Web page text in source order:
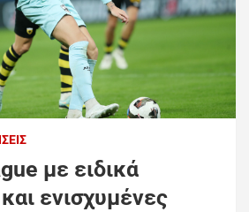
με ειδικά
ενισχυμένες